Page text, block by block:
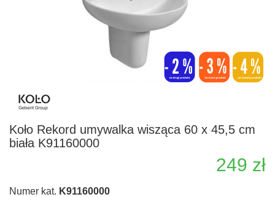
Koło Rekord umywalka wisząca 60 x 45,5 cm
biała K91160000
249 zł
Numer kat. K91160000